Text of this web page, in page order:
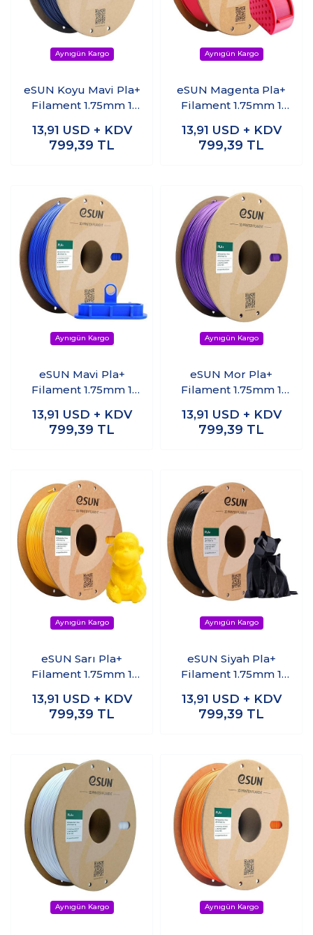
eSUN Koyu Mavi Pla+
Filament 1.75mm 1
13,91 USD + KDV
799,39 TL
eSUN Magenta Pla+
Filament 1.75mm 1
13,91 USD + KDV
799,39 TL
eSUN Mavi Pla+
Filament 1.75mm 1
13,91 USD + KDV
799,39 TL
eSUN Mor Pla+
Filament 1.75mm 1
13,91 USD + KDV
799,39 TL
eSUN Sarı Pla+
Filament 1.75mm 1
13,91 USD + KDV
799,39 TL
eSUN Siyah Pla+
Filament 1.75mm 1
13,91 USD + KDV
799,39 TL